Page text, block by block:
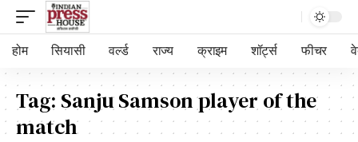
होम सियासी वर्ल्ड राज्य क्राइम शॉर्ट्स फीचर
Tag: Sanju Samson player of the
match